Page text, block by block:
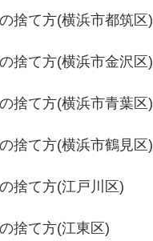
捨て方(横浜市都筑区)
捨て方(横浜市金沢区)
捨て方(横浜市青葉区)
捨て方(横浜市鶴見区)
捨て方(江戸川区)
捨て方(江東区)